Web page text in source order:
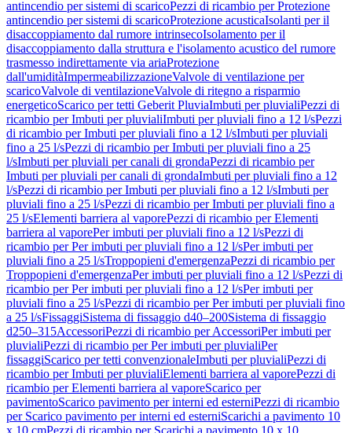
antincendio per sistemi di scaricoPezzi di ricambio per Protezione
antincendio per sistemi di scaricoProtezione acusticaIsolanti per il
disaccoppiamento dal rumore intrinsecoIsolamento per il
disaccoppiamento dalla struttura e l'isolamento acustico del rumore
trasmesso indirettamente via ariaProtezione
dall'umiditàImpermeabilizzazioneValvole di ventilazione per
scaricoValvole di ventilazioneValvole di ritegno a risparmio
energeticoScarico per tetti Geberit PluviaImbuti per pluvialiPezzi di
ricambio per Imbuti per pluvialiImbuti per pluviali fino a 12 l/sPezzi
di ricambio per Imbuti per pluviali fino a 12 l/sImbuti per pluviali
fino a 25 l/sPezzi di ricambio per Imbuti per pluviali fino a 25
l/sImbuti per pluviali per canali di grondaPezzi di ricambio per
Imbuti per pluviali per canali di grondaImbuti per pluviali fino a 12
l/sPezzi di ricambio per Imbuti per pluviali fino a 12 l/sImbuti per
pluviali fino a 25 l/sPezzi di ricambio per Imbuti per pluviali fino a
25 l/sElementi barriera al vaporePezzi di ricambio per Elementi
barriera al vaporePer imbuti per pluviali fino a 12 l/sPezzi di
ricambio per Per imbuti per pluviali fino a 12 l/sPer imbuti per
pluviali fino a 25 l/sTroppopieni d'emergenzaPezzi di ricambio per
Troppopieni d'emergenzaPer imbuti per pluviali fino a 12 l/sPezzi di
ricambio per Per imbuti per pluviali fino a 12 l/sPer imbuti per
pluviali fino a 25 l/sPezzi di ricambio per Per imbuti per pluviali fino
a 25 l/sFissaggiSistema di fissaggio d40–200Sistema di fissaggio
d250–315AccessoriPezzi di ricambio per AccessoriPer imbuti per
pluvialiPezzi di ricambio per Per imbuti per pluvialiPer
fissaggiScarico per tetti convenzionaleImbuti per pluvialiPezzi di
ricambio per Imbuti per pluvialiElementi barriera al vaporePezzi di
ricambio per Elementi barriera al vaporeScarico per
pavimentoScarico pavimento per interni ed esterniPezzi di ricambio
per Scarico pavimento per interni ed esterniScarichi a pavimento 10
x 10 cmPezzi di ricambio per Scarichi a pavimento 10 x 10